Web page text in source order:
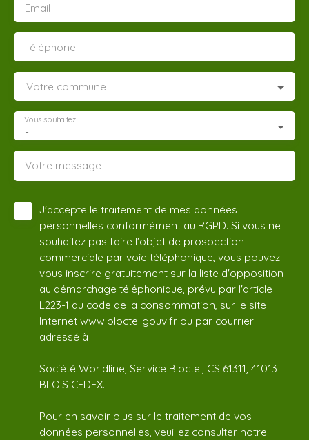
Email
Téléphone
Votre commune
-
Vous souhaitez
Votre message
J'accepte le traitement de mes données
personnelles conformément au RGPD. Si vous ne
souhaitez pas faire l'objet de prospection
commerciale par voie téléphonique, vous pouvez
vous inscrire gratuitement sur la liste d'opposition
au démarchage téléphonique, prévu par l'article
L223-1 du code de la consommation, sur le site
Internet www.bloctel.gouv.fr ou par courrier
adressé à :
Société Worldline, Service Bloctel, CS 61311, 41013
BLOIS CEDEX.
Pour en savoir plus sur le traitement de vos
données personnelles, veuillez consulter notre